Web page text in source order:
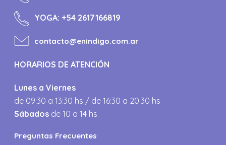
YOGA:+54 2617166819
contacto@enindigo.com.ar
HORARIOS DE ATENCIÓN
Lunes a Viernes
de 09:30 a 13:30 hs / de 16:30 a 20:30 hs
Sábados de 10 a 14 hs
Preguntas Frecuentes